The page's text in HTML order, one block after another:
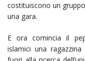
costituiscono un
una gara.
E ora comincia il
islamici una